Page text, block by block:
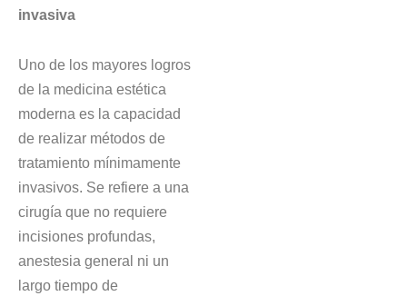
invasiva
Uno de los mayores logros
de la medicina estética
moderna es la capacidad
de realizar métodos de
tratamiento mínimamente
invasivos. Se refiere a una
cirugía que no requiere
incisiones profundas,
anestesia general ni un
largo tiempo de